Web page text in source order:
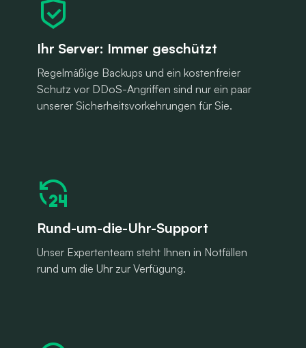
Ihr Server: Immer geschützt
Regelmäßige Backups und ein kostenfreier
Schutz vor DDoS-Angriffen sind nur ein paar
unserer Sicherheitsvorkehrungen für Sie.
Rund-um-die-Uhr-Support
Unser Expertenteam steht Ihnen in Notfällen
rund um die Uhr zur Verfügung.